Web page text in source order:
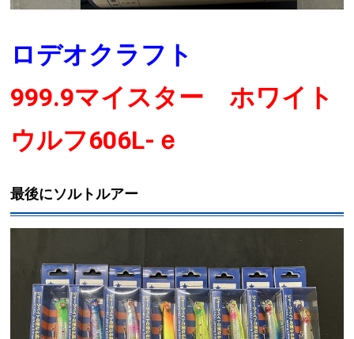
ロデオクラフト
999.9マイスター ホワイト
ウルフ606L-ｅ
最後にソルトルアー